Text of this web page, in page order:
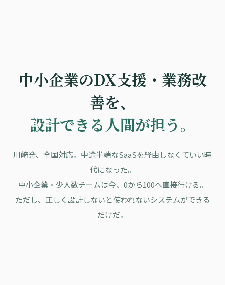
中小企業のDX支援・業務改
善を、
設計できる人間が担う。
川崎発、全国対応。中途半端なSaaSを経由しなくていい時
代になった。
中小企業・少人数チームは今、0から100へ直接行ける。
ただし、正しく設計しないと使われないシステムができる
だけだ。